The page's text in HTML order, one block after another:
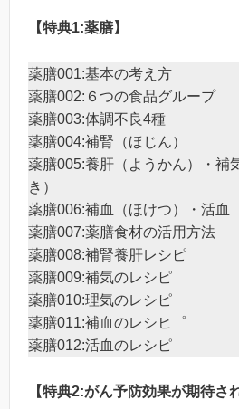
【特典1:薬膳】
薬膳001:基本の考え方
薬膳002:６つの食品グループ
薬膳003:体調不良4種
薬膳004:補腎（ほじん）
薬膳005:養肝（ようかん）・補
き）
薬膳006:補血（ほけつ）・活血
薬膳007:薬膳食材の活用方法
薬膳008:補腎養肝レシピ
薬膳009:補気のレシピ
薬膳010:理気のレシピ
薬膳011:補血のレシヒ゜
薬膳012:活血のレシピ
【特典2:がん予防効果が期待さ